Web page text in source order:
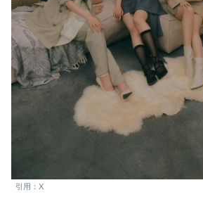
引用：X